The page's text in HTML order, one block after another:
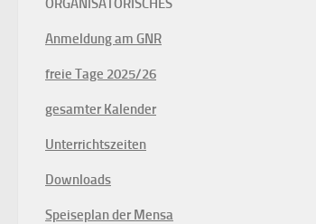
ORGANISATORISCHES
Anmeldung am GNR
freie Tage 2025/26
gesamter Kalender
Unterrichtszeiten
Downloads
Speiseplan der Mensa